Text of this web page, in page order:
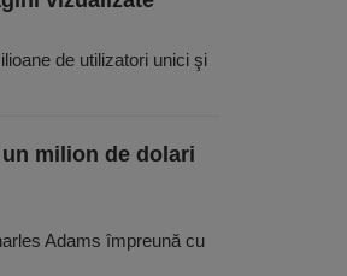
de utilizatori unici şi
milion de dolari
Adams împreună cu